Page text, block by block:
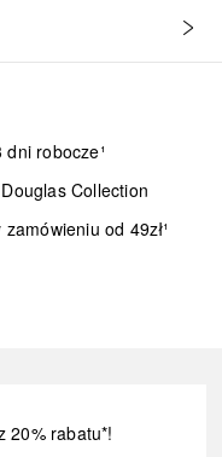
robocze¹
Collection
od 49zł¹
20% rabatu*!